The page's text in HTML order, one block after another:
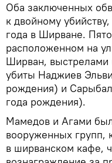
Оба заключенных
к двойному
года в Ширване.
расположенном на
Ширван, выстрелами
убиты Наджиев
рождения) и
года рождения).
Мамедов и Агами
вооруженных групп,
в ширванском кафе,